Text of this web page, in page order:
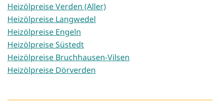
Heizölpreise Verden (Aller)
Heizölpreise Langwedel
Heizölpreise Engeln
Heizölpreise Süstedt
Heizölpreise Bruchhausen-Vilsen
Heizölpreise Dörverden